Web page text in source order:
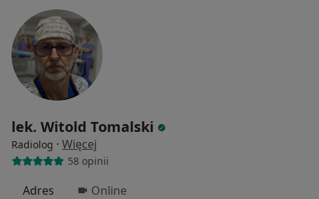
lek. Witold Tomalski
Radiolog · Więcej
58 opinii
Adres Online